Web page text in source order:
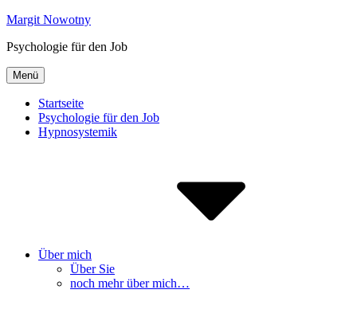
Inhalte
Margit Nowotny
Psychologie für den Job
Menü
Startseite
Psychologie für den Job
Hypnosystemik
Über mich
Über Sie
noch mehr über mich…